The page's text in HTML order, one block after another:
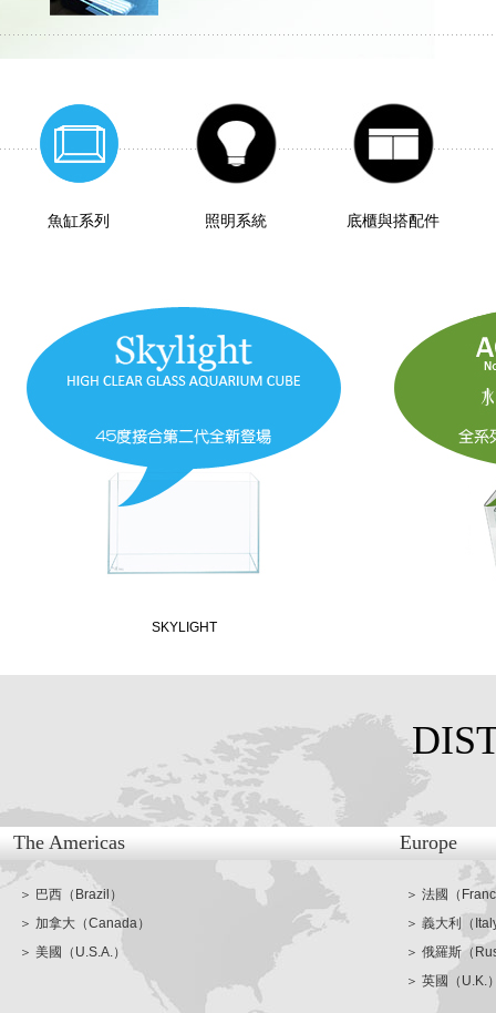
魚缸系列 照明系統 底櫃與搭配件
SKYLIGHT
The Americas
＞ 巴西（Brazil）
＞ 加拿大（Canada）
＞ 美國（U.S.A.）
Europe
＞ 法國（
＞ 義大利（
＞ 俄羅斯（
＞ 英國（U.K.